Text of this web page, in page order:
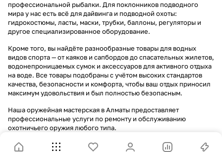
профессиональной рыбалки. Для поклонников подводного
мира у нас есть всё для дайвинга и подводной охоты:
гидрокостюмы, ласты, маски, трубки, баллоны, регуляторы и
другое специализированное оборудование.
Кроме того, вы найдёте разнообразные товары для водных
видов спорта — от каяков и сапбордов до спасательных жилетов,
водонепроницаемых сумок и аксессуаров для активного отдыха
на воде. Все товары подобраны с учётом высоких стандартов
качества, безопасности и комфорта, чтобы ваш отдых приносил
максимум удовольствия и был полностью безопасным.
Наша оружейная мастерская в Алматы предоставляет
профессиональные услуги по ремонту и обслуживанию
охотничьего оружия любого типа.